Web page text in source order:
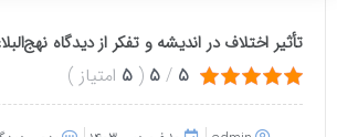
تأثیر اختلاف در اندیشه و تفکر از دیدگاه نهج‌البلاغه
5
/
5
(
5 امتیاز)